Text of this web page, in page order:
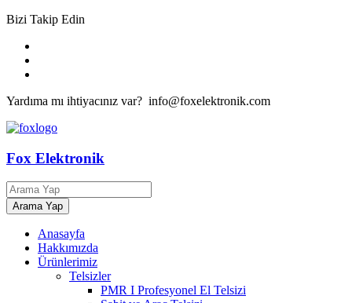
Bizi Takip Edin
Yardıma mı ihtiyacınız var? info@foxelektronik.com
Fox Elektronik
Anasayfa
Hakkımızda
Ürünlerimiz
Telsizler
PMR I Profesyonel El Telsizi